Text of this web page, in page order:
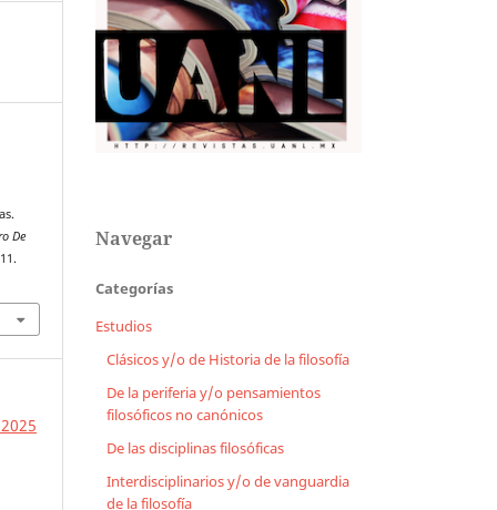
De
Navegar
Categorías
Estudios
Clásicos y/o de Historia de la filosofía
De la periferia y/o pensamientos
filosóficos no canónicos
De las disciplinas filosóficas
Interdisciplinarios y/o de vanguardia
de la filosofía